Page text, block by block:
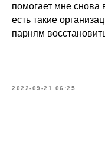
помогает мне снова
есть такие
парням
2022-09-21 06:25